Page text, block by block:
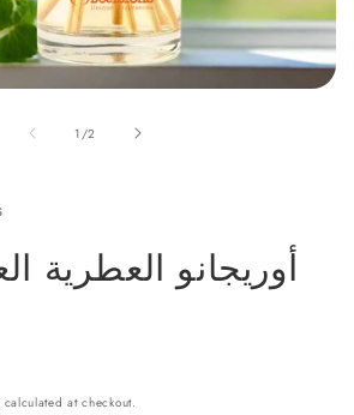
1 /of
2
أوريجانو العطرية
calculated at checkout.